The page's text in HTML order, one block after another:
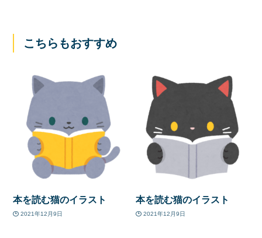
こちらもおすすめ
本を読む猫のイラスト
2021年12月9日
本を読む猫のイラスト
2021年12月9日